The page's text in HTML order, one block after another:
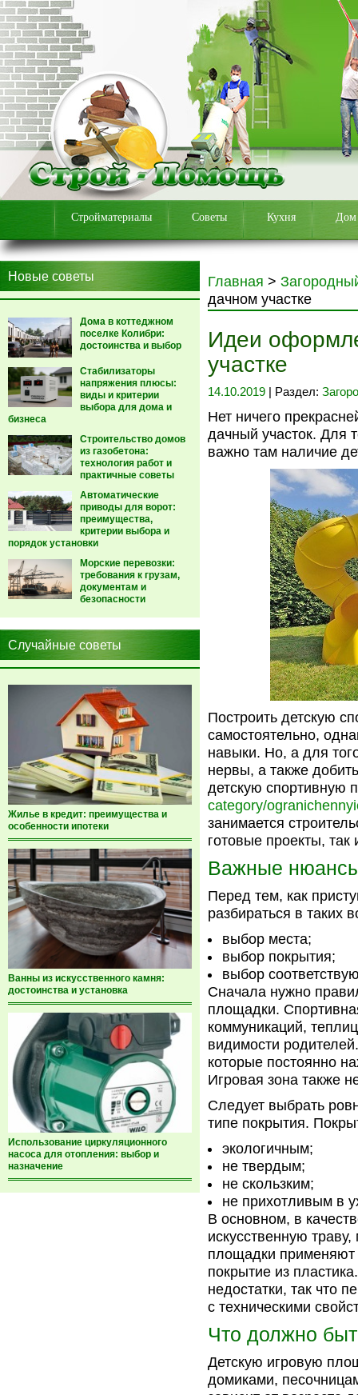
Стройматериалы Советы Кухня Дом
Новые советы
Дома в коттеджном
поселке Колибри:
достоинства и выбор
Стабилизаторы
напряжения плюсы:
виды и критерии
выбора для дома и
бизнеса
Строительство домов
из газобетона:
технология работ и
практичные советы
Автоматические
приводы для ворот:
преимущества,
критерии выбора и
порядок установки
Морские перевозки:
требования к грузам,
документам и
безопасности
Случайные советы
Жилье в кредит: преимущества и
особенности ипотеки
Ванны из искусственного камня:
достоинства и установка
Использование циркуляционного
насоса для отопления: выбор и
назначение
Главная >
дачном участке
Идеи
участке
14.10.2019 | Раздел:
Нет ничего
дачный участок. Для
важно там наличие
Построить детскую
самостоятельно,
навыки. Но, а для
нервы, а также
детскую спортивную
category/
занимается
готовые проекты,
Важные
Перед тем, как
разбираться в таких
выбор места;
выбор покрытия;
выбор
Сначала нужно
площадки.
коммуникаций,
видимости
которые постоянно
Игровая зона также
Следует выбрать
типе покрытия.
экологичным;
не твердым;
не скользким;
не прихотливым в
В основном, в
искусственную
площадки применяют
покрытие из
недостатки, так что
с техническими
Что должно
Детскую игровую
домиками,